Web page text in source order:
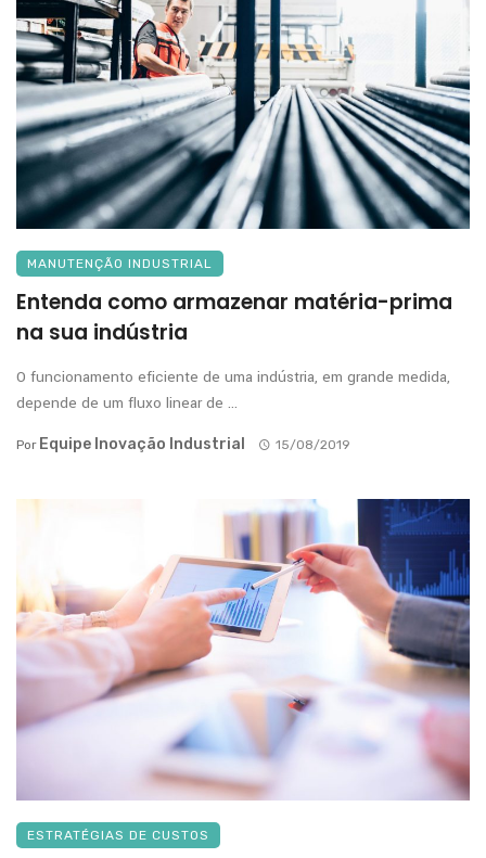
MANUTENÇÃO INDUSTRIAL
Entenda como armazenar matéria-prima
na sua indústria
O funcionamento eficiente de uma indústria, em grande medida,
depende de um fluxo linear de ...
Por Equipe Inovação Industrial 15/08/2019
ESTRATÉGIAS DE CUSTOS